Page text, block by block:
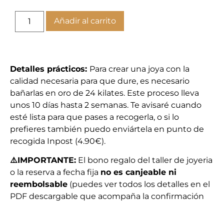
Añadir al carrito
Detalles prácticos: Para crear una joya con la
calidad necesaria para que dure, es necesario
bañarlas en oro de 24 kilates. Este proceso lleva
unos 10 días hasta 2 semanas. Te avisaré cuando
esté lista para que pases a recogerla, o si lo
prefieres también puedo enviártela en punto de
recogida Inpost (4.90€).
⚠️IMPORTANTE: El bono regalo del taller de joyeria
o la reserva a fecha fija no es canjeable ni
reembolsable (puedes ver todos los detalles en el
PDF descargable que acompaña la confirmación